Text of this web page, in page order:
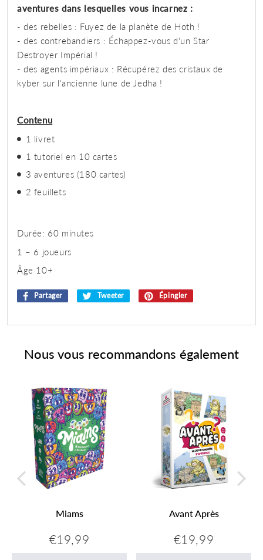
aventures dans lesquelles vous incarnez :
- des rebelles : Fuyez de la planète de Hoth !
- des contrebandiers : Échappez-vous d'un Star
Destroyer Impérial !
- des agents impériaux : Récupérez des cristaux de
kyber sur l'ancienne lune de Jedha !
Contenu
1 livret
1 tutoriel en 10 cartes
3 aventures (180 cartes)
2 feuillets
Durée: 60 minutes
1 – 6 joueurs
Âge 10+
Partager
Partager
Tweeter
Tweeter
Épingler
Nous vous recommandons également
Miams
Prix
régulier
€19,99
Avant Après
Prix
régulier
€19,99